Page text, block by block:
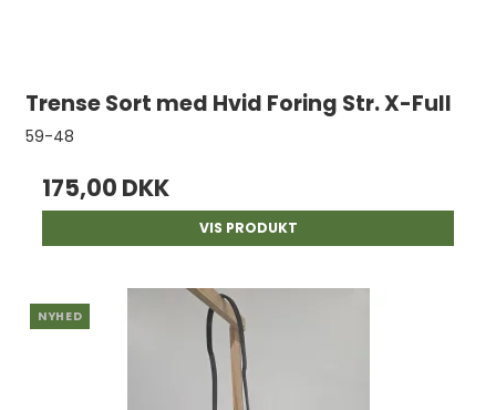
Trense Sort med Hvid Foring Str. X-Full
59-48
175,00 DKK
VIS PRODUKT
NYHED